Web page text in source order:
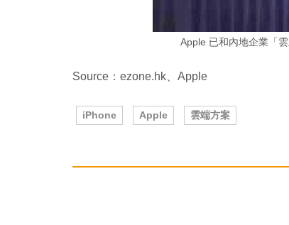
Apple 已和內地企業「
Source：ezone.hk、Apple
iPhone Apple 雲端方案